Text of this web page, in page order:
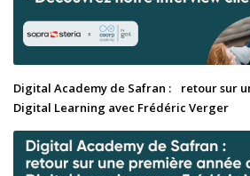
Digital Academy de Safran : retour sur
Digital Learning avec Frédéric Verger